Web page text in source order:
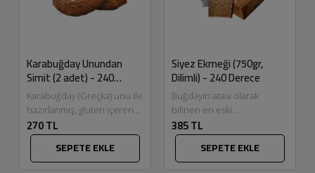
Karabuğday Unundan
Simit (2 adet) - 240
Derece
Karabuğday (Greçka) unu ile
hazırlanmış, gluten içeren
bir ham madde içermeyen
240 Derece'nin susamlı
simiti Eskitadında.com'da.
Karabuğday...
270 TL
SEPETE EKLE
Siyez Ekmeği (750gr,
Dilimli) - 240 Derece
Buğdayın atası olarak
bilinen en eski
buğdaylardan biri olan
Siyez buğdayları on bin yıllık
geçmişi ve değişmeyen...
385 TL
SEPETE EKLE